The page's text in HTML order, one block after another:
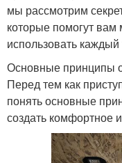
мы рассмотрим
которые помогут
использовать каждый
Основные принципы
Перед тем как
понять основные
создать комфортное